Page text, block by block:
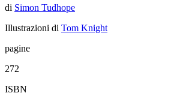
di Simon Tudhope
Illustrazioni di Tom Knight
pagine
272
ISBN